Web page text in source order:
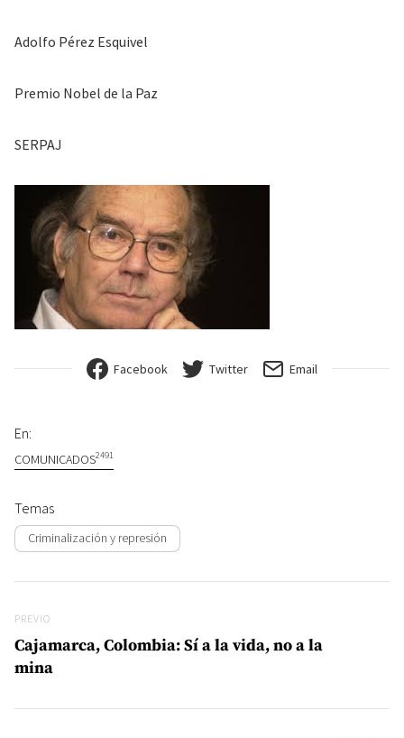
Adolfo Pérez Esquivel
Premio Nobel de la Paz
SERPAJ
Facebook Twitter Email
En:
COMUNICADOS2491
Temas
Criminalización y represión
Previo
PREVIO
Cajamarca, Colombia: Sí a la vida, no a la
mina